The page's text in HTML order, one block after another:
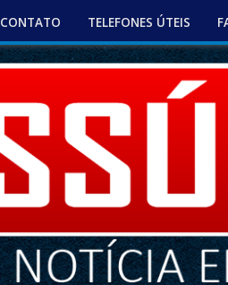
CONTATO TELEFONES ÚTEIS